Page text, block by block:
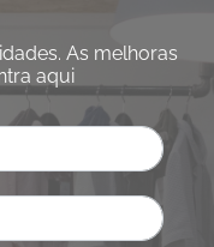
As melhoras
aqui